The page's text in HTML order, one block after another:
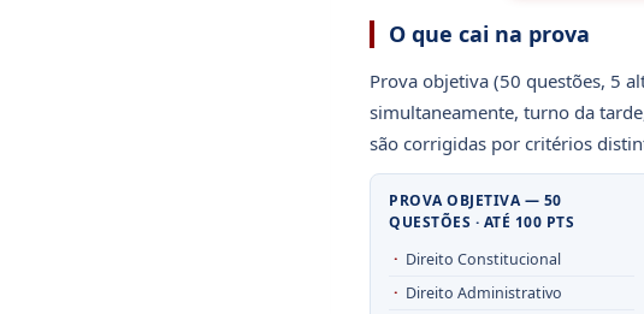
O que cai na prova
Prova objetiva (50 questões, 5
simultaneamente, turno da
são corrigidas por critérios
PROVA OBJETIVA — 50
QUESTÕES · ATÉ 100 PTS
Direito Constitucional
Direito Administrativo